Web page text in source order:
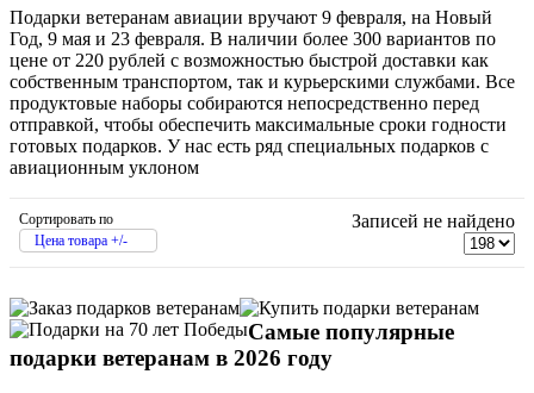
Подарки ветеранам авиации вручают 9 февраля, на Новый
Год, 9 мая и 23 февраля. В наличии более 300 вариантов по
цене от 220 рублей с возможностью быстрой доставки как
собственным транспортом, так и курьерскими службами. Все
продуктовые наборы собираются непосредственно перед
отправкой, чтобы обеспечить максимальные сроки годности
готовых подарков. У нас есть ряд специальных подарков с
авиационным уклоном
Сортировать по
Цена товара +/-
Записей не найдено
Самые популярные
подарки ветеранам в 2026 году